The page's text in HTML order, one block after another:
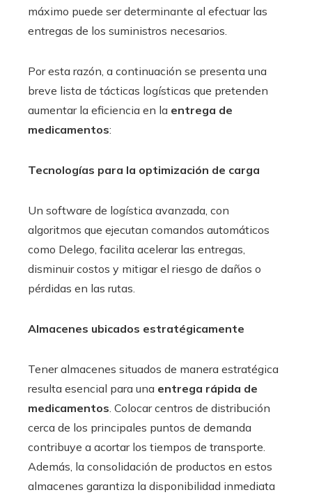
máximo puede ser determinante al efectuar las
entregas de los suministros necesarios.
Por esta razón, a continuación se presenta una
breve lista de tácticas logísticas que pretenden
aumentar la eficiencia en la entrega de
medicamentos:
Tecnologías para la optimización de carga
Un software de logística avanzada, con
algoritmos que ejecutan comandos automáticos
como Delego, facilita acelerar las entregas,
disminuir costos y mitigar el riesgo de daños o
pérdidas en las rutas.
Almacenes ubicados estratégicamente
Tener almacenes situados de manera estratégica
resulta esencial para una entrega rápida de
medicamentos. Colocar centros de distribución
cerca de los principales puntos de demanda
contribuye a acortar los tiempos de transporte.
Además, la consolidación de productos en estos
almacenes garantiza la disponibilidad inmediata